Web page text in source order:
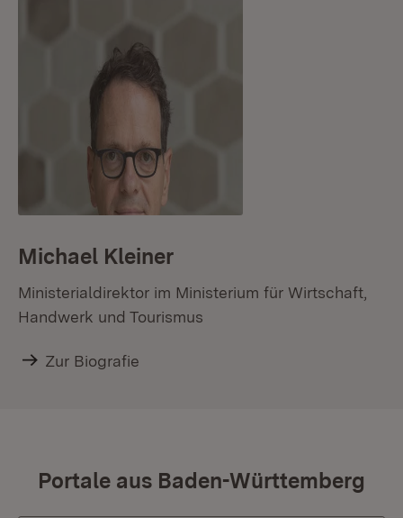
Michael Kleiner
Ministerialdirektor im Ministerium für Wirtschaft,
Handwerk und Tourismus
Zur Biografie
Portale aus Baden-Württemberg